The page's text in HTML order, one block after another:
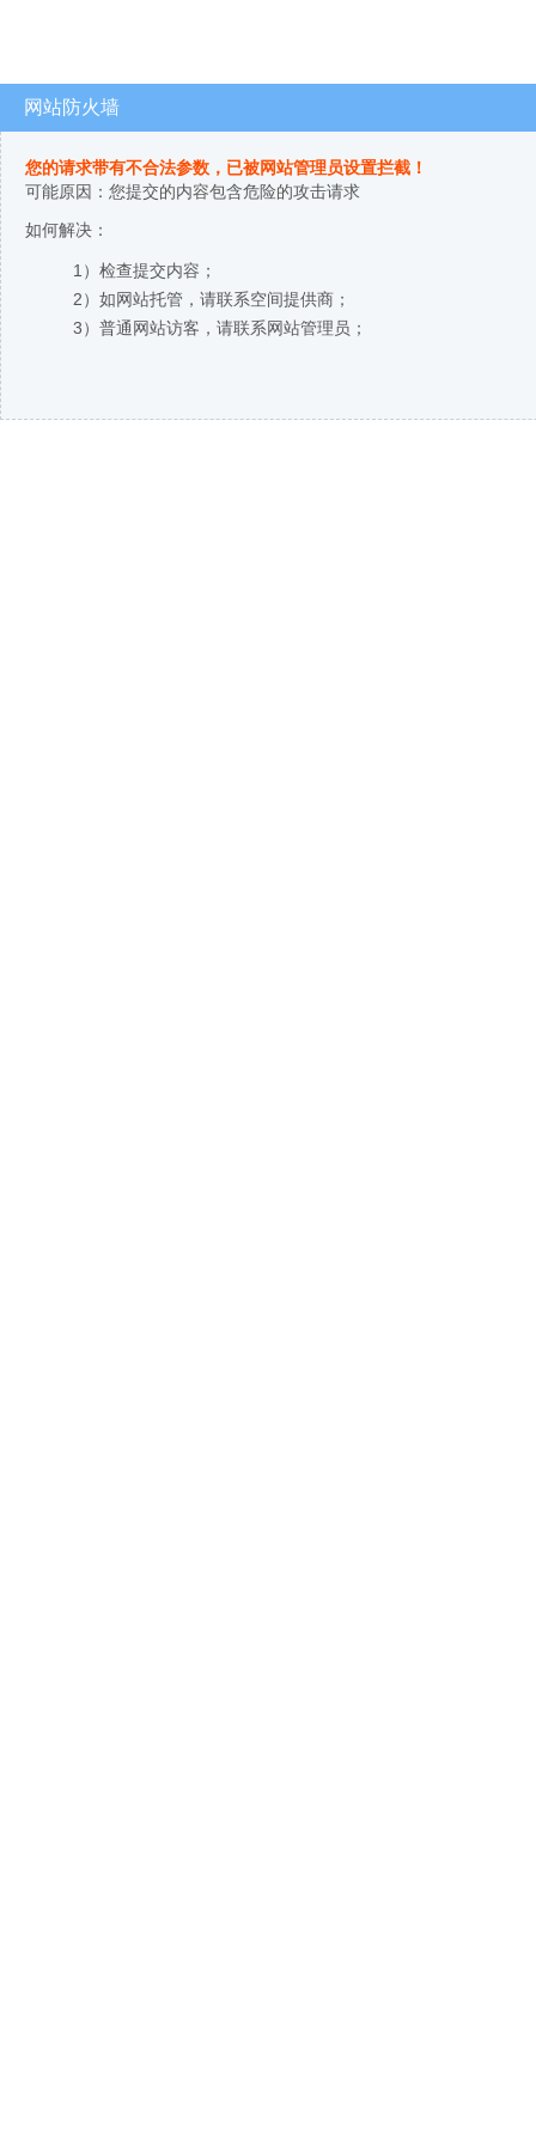
网站防火墙
您的请求带有不合法参数，已被网站管理员设置拦截！
可能原因：您提交的内容包含危险的攻击请求
如何解决：
1）检查提交内容；
2）如网站托管，请联系空间提供商；
3）普通网站访客，请联系网站管理员；